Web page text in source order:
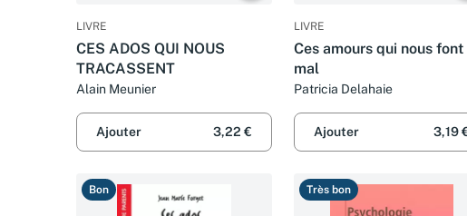
LIVRE
CES ADOS QUI NOUS
TRACASSENT
Alain Meunier
Ajouter 3,22 €
LIVRE
Ces amours qui nous font
mal
Patricia Delahaie
Ajouter 3,19
Bon Très bon